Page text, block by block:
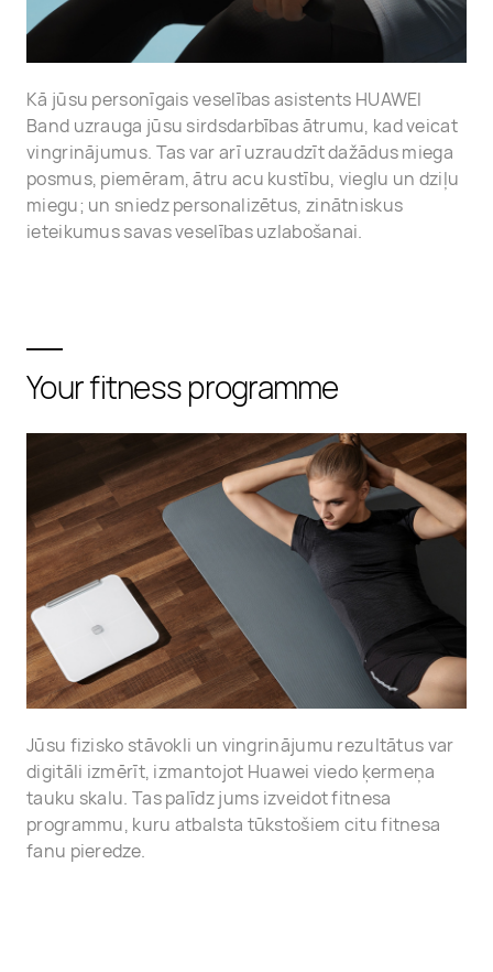
Kā jūsu personīgais veselības asistents HUAWEI
Band uzrauga jūsu sirdsdarbības ātrumu, kad veicat
vingrinājumus. Tas var arī uzraudzīt dažādus miega
posmus, piemēram, ātru acu kustību, vieglu un dziļu
miegu; un sniedz personalizētus, zinātniskus
ieteikumus savas veselības uzlabošanai.
Your fitness programme
Jūsu fizisko stāvokli un vingrinājumu rezultātus var
digitāli izmērīt, izmantojot Huawei viedo ķermeņa
tauku skalu. Tas palīdz jums izveidot fitnesa
programmu, kuru atbalsta tūkstošiem citu fitnesa
fanu pieredze.